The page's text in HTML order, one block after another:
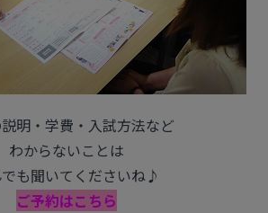
明・学費・入試方法など
わからないことは
も聞いてくださいね♪
ご予約はこちら